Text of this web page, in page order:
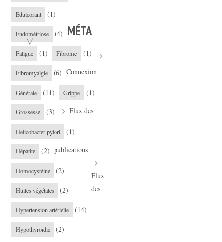
Edulcorant (1)
Endométriose (4)
Fatigue (1) Fibrome (1)
Fibromyalgie (6)
Générale (11) Grippe (1)
Grossesse (3)
Helicobacter pylori (1)
Hépatite (2)
Homocystéine (2)
Huiles végétales (2)
Hypertension artérielle (14)
Hypothyroïdie (2)
MÉTA
Connexion
Flux des
publications
Flux
des